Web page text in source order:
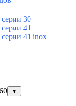
серии 30
серии 41
серии 41 inox
▼